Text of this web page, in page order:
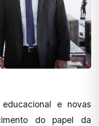
e novas
do papel da